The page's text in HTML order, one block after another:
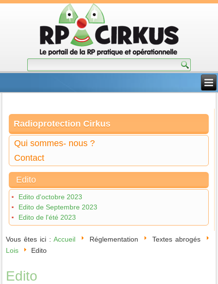
Radioprotection Cirkus
Qui sommes- nous ?
Contact
Edito
Edito d'octobre 2023
Edito de Septembre 2023
Edito de l'été 2023
Vous êtes ici : Accueil Réglementation
Textes abrogés
Lois
Edito
Edito